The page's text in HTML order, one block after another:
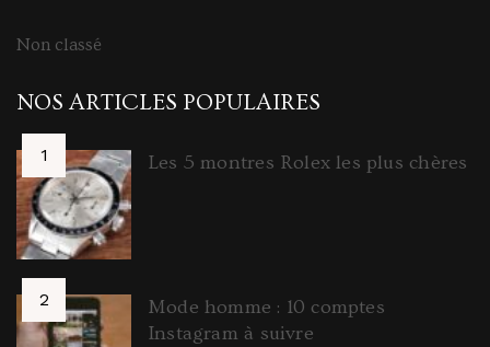
Non classé
NOS ARTICLES POPULAIRES
Les 5 montres Rolex les plus chères
Mode homme : 10 comptes
Instagram à suivre